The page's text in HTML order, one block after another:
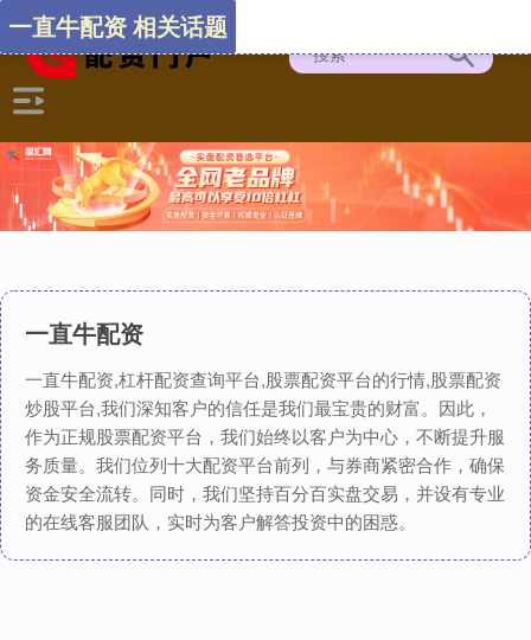
一直牛配资
一直牛配资,杠杆配资查询平台,股票配资平台的行情,股票配资
炒股平台,我们深知客户的信任是我们最宝贵的财富。因此，
作为正规股票配资平台，我们始终以客户为中心，不断提升服
务质量。我们位列十大配资平台前列，与券商紧密合作，确保
资金安全流转。同时，我们坚持百分百实盘交易，并设有专业
的在线客服团队，实时为客户解答投资中的困惑。
一直牛配资 相关话题